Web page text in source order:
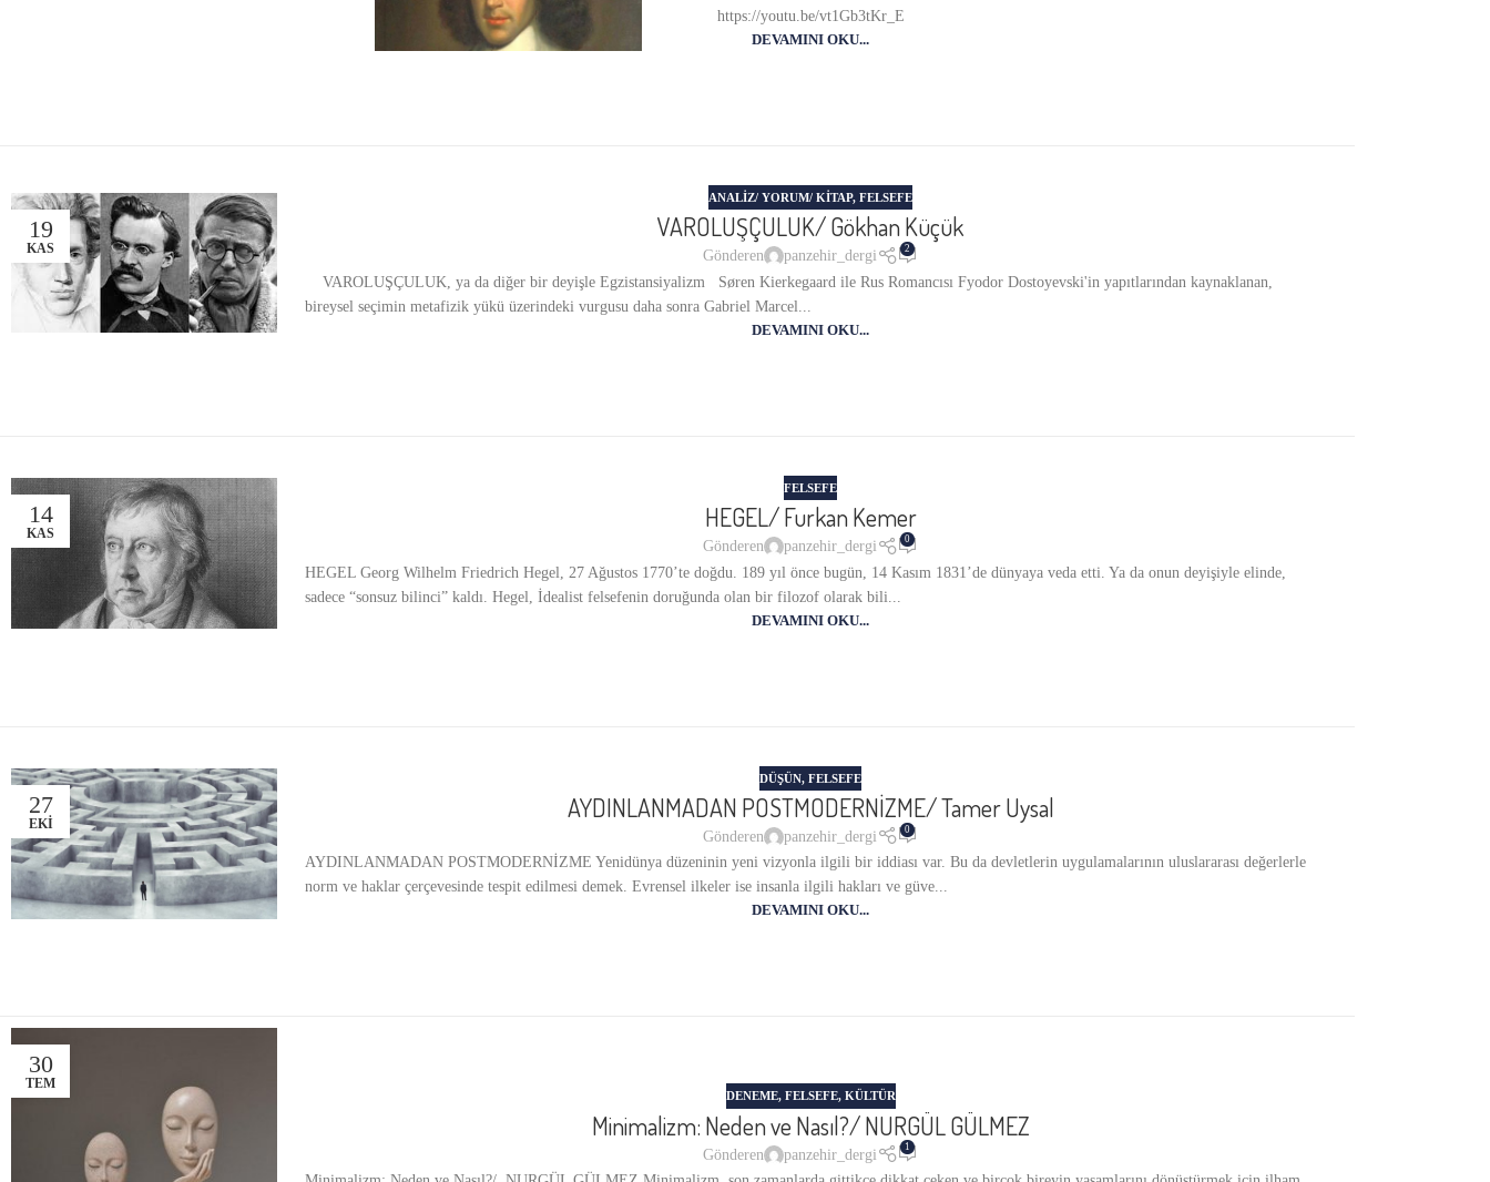
https://youtu.be/vt1Gb3tKr_E
DEVAMINI OKU...
19
KAS
ANALIZ/ YORUM/ KITAP,FELSEFE
VAROLUŞÇULUK/ Gökhan Küçük
Gönderen panzehir_dergi 2
VAROLUŞÇULUK, ya da diğer bir deyişle Egzistansiyalizm Søren Kierkegaard ile Rus Romancısı Fyodor Dostoyevski'in yapıtlarından kaynaklanan,
bireysel seçimin metafizik yükü üzerindeki vurgusu daha sonra Gabriel Marcel...
DEVAMINI OKU...
14
KAS
FELSEFE
HEGEL/ Furkan Kemer
Gönderen panzehir_dergi 0
HEGEL Georg Wilhelm Friedrich Hegel, 27 Ağustos 1770’te doğdu. 189 yıl önce bugün, 14 Kasım 1831’de dünyaya veda etti. Ya da onun deyişiyle elinde,
sadece “sonsuz bilinci” kaldı. Hegel, İdealist felsefenin doruğunda olan bir filozof olarak bili...
DEVAMINI OKU...
27
EKI
DÜŞÜN,FELSEFE
AYDINLANMADAN POSTMODERNİZME/ Tamer Uysal
Gönderen panzehir_dergi 0
AYDINLANMADAN POSTMODERNİZME Yenidünya düzeninin yeni vizyonla ilgili bir iddiası var. Bu da devletlerin uygulamalarının uluslararası değerlerle
norm ve haklar çerçevesinde tespit edilmesi demek. Evrensel ilkeler ise insanla ilgili hakları ve güve...
DEVAMINI OKU...
30
TEM
DENEME, FELSEFE, KÜLTÜR
Minimalizm: Neden ve Nasıl?/ NURGÜL GÜLMEZ
Gönderen panzehir_dergi 1